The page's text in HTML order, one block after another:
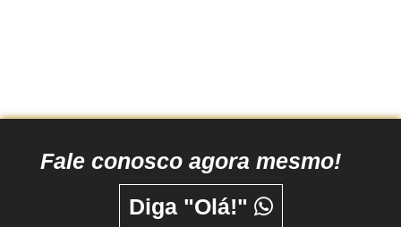
Fale conosco agora mesmo!
Diga "Olá!"